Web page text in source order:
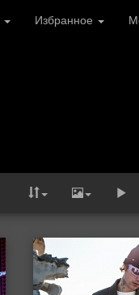
Избранное